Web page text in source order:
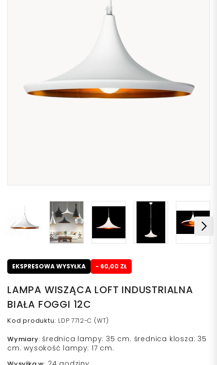
EKSPRESOWA WYSYŁKA - 60,00 ZŁ
LAMPA WISZĄCA LOFT INDUSTRIALNA
BIAŁA FOGGI 12C
Kod produktu: LDP 7712-C (WT)
Wymiary: średnica lampy: 35 cm. średnica klosza: 35
cm. wysokość lampy: 17 cm.